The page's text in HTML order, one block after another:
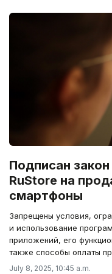
Подписан
RuStore на
смартфоны
Запрещены условия,
и использование
приложений, его
также способы оплаты
July 8, 2025, 10:45 a.m.